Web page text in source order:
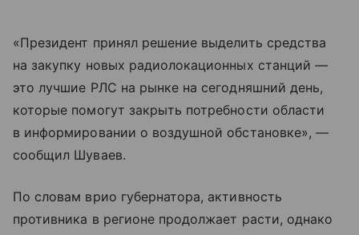
«Президент принял решение выделить средства
на закупку новых радиолокационных станций —
это лучшие РЛС на рынке на сегодняшний день,
которые помогут закрыть потребности области
в информировании о воздушной обстановке», —
сообщил Шуваев.
По словам врио губернатора, активность
противника в регионе продолжает расти, однако